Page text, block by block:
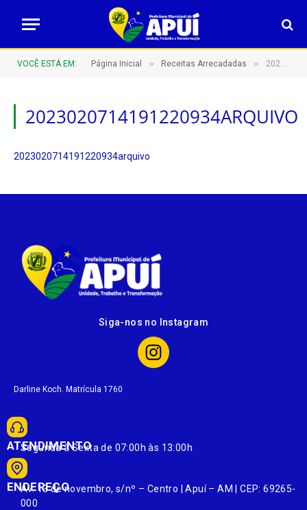
VOCÊ ESTÁ EM: Página Inicial » Receitas Arrecadadas » 2023020714191220934arquivo
2023020714191220934ARQUIVO
2023020714191220934arquivo
Siga-nos no Instagram
Darline Koch. Matrícula 1760
ATENDIMENTO
Segunda à Sexta de 07:00h às 13:00h
ENDEREÇO
Av. 13 de novembro, s/nº – Centro | Apuí – AM | CEP: 69265-
000